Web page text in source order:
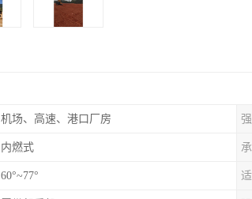
机场、高速、港口厂房
内燃式
60°~77°